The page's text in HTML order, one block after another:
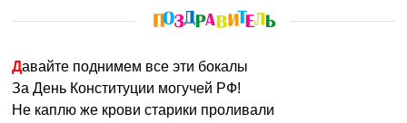
Давайте поднимем все эти бокалы
За День Конституции могучей РФ!
Не каплю же крови старики проливали